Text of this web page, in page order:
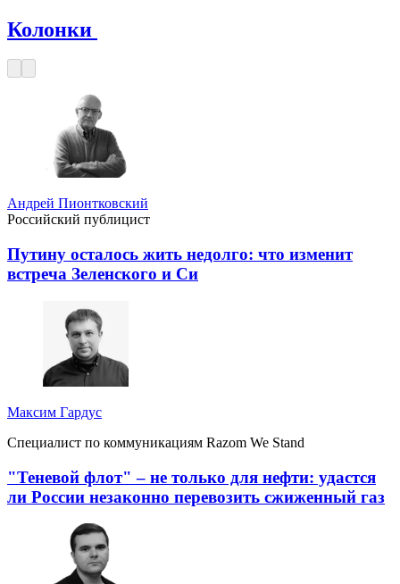
Колонки
Андрей Пионтковский
Российский публицист
Путину осталось жить недолго: что изменит
встреча Зеленского и Си
Максим Гардус
Специалист по коммуникациям Razom We Stand
"Теневой флот" – не только для нефти: удастся
ли России незаконно перевозить сжиженный газ